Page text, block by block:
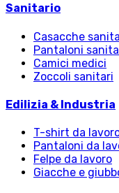
Sanitario
Casacche
Pantaloni
Camici medici
Zoccoli sanitari
Edilizia & Industria
T-shirt da
Pantaloni da
Felpe da lavoro
Giacche e